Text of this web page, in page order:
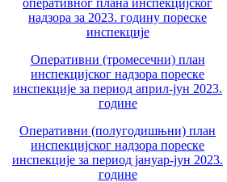
надзора за 2023. годину пореске
инспекције
Оперативни (тромесечни) план
инспекцијског надзора пореске
инспекције за период април-јун 2023.
године
Оперативни (полугодишњни) план
инспекцијског надзора пореске
инспекције за период јануар-јун 2023.
године